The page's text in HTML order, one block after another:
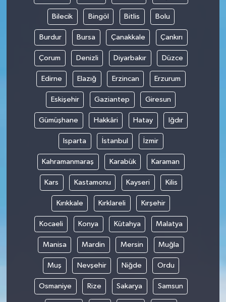
Bilecik Bingöl Bitlis Bolu
Burdur Bursa Çanakkale Çankırı
Çorum Denizli Diyarbakır Düzce
Edirne Elazığ Erzincan Erzurum
Eskişehir Gaziantep Giresun
Gümüşhane Hakkâri Hatay Iğdır
Isparta İstanbul İzmir
Kahramanmaraş Karabük Karaman
Kars Kastamonu Kayseri Kilis
Kırıkkale Kırklareli Kırşehir
Kocaeli Konya Kütahya Malatya
Manisa Mardin Mersin Muğla
Muş Nevşehir Niğde Ordu
Osmaniye Rize Sakarya Samsun